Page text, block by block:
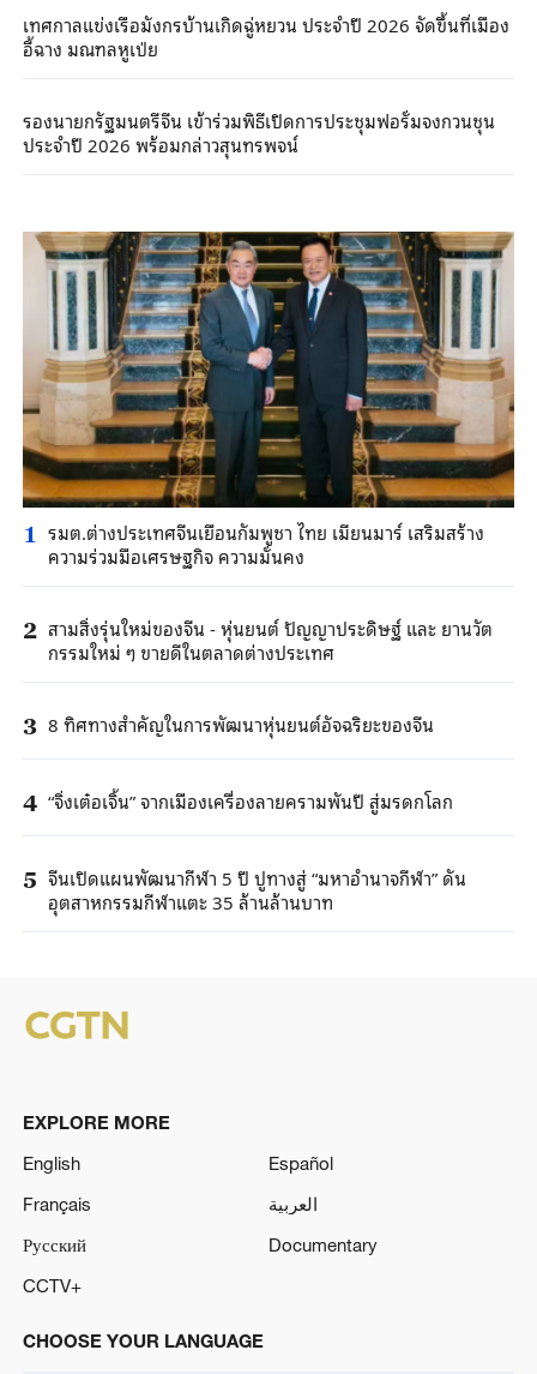
เทศกาลแข่งเรือมังกรบ้านเกิดฉู่หยวน ประจำปี 2026 จัดขึ้นที่เมือง
อี้ฉาง มณฑลหูเป่ย
รองนายกรัฐมนตรีจีน เข้าร่วมพิธีเปิดการประชุมฟอรั่มจงกวนชุน
ประจำปี 2026 พร้อมกล่าวสุนทรพจน์
1 รมต.ต่างประเทศจีนเยือนกัมพูชา ไทย เมียนมาร์ เสริมสร้าง
ความร่วมมือเศรษฐกิจ ความมั่นคง
2 สามสิ่งรุ่นใหม่ของจีน - หุ่นยนต์ ปัญญาประดิษฐ์ และ ยานวัต
กรรมใหม่ ๆ ขายดีในตลาดต่างประเทศ
3 8 ทิศทางสำคัญในการพัฒนาหุ่นยนต์อัจฉริยะของจีน
4 “จิ่งเต๋อเจิ้น” จากเมืองเครื่องลายครามพันปี สู่มรดกโลก
5 จีนเปิดแผนพัฒนากีฬา 5 ปี ปูทางสู่ “มหาอำนาจกีฬา” ดัน
อุตสาหกรรมกีฬาแตะ 35 ล้านล้านบาท
EXPLORE MORE
English
Español
Français
العربية
Русский
Documentary
CCTV+
CHOOSE YOUR LANGUAGE